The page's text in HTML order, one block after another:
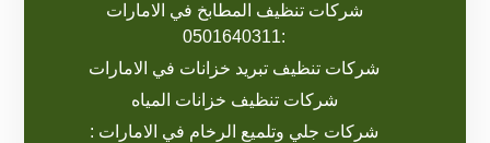
شركات تنظيف المطابخ في الامارات
:0501640311
شركات تنظيف تبريد خزانات في الامارات
شركات تنظيف خزانات المياه
شركات جلي وتلميع الرخام في الامارات :